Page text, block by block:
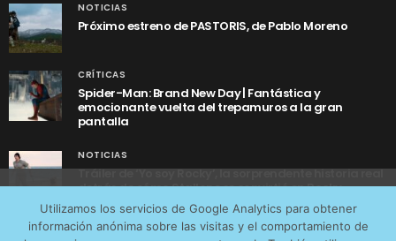
NOTICIAS
Próximo estreno de PASTORIS, de Pablo Moreno
CRÍTICAS
Spider-Man: Brand New Day | Fantástica y
emocionante vuelta del trepamuros a la gran
pantalla
NOTICIAS
Tráiler de ‘Yo soy Rocky’, la sorprendente historia real
detrás de cómo Stallone se convirtió en Rocky
Utilizamos los servicios de Google Analytics para obtener
información anónima sobre las visitas y el comportamiento de
tráfico web que recibimos y conocer los servicios que